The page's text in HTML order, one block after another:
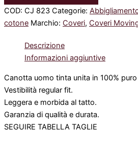
COD: CJ 823 Categorie:
cotone Marchio: Coveri, Coveri
Descrizione
Informazioni aggiuntive
Canotta uomo tinta unita in 100%
Vestibilità regular fit.
Leggera e morbida al tatto.
Garanzia di qualità e durata.
SEGUIRE TABELLA TAGLIE